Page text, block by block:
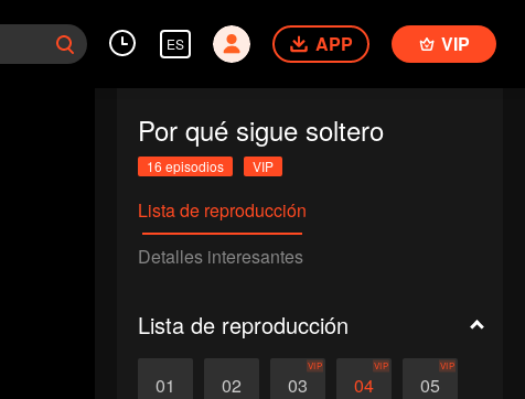
ES APP VIP
Por qué sigue soltero
16 episodios VIP
Lista de reproducción
Detalles interesantes
Lista de reproducción
01 02 03
VIP
04
VIP
05
VIP